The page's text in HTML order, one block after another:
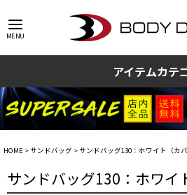
アイテムカテ
HOME サンドバッグ サンドバッグ130：ホワイト（カバ
サンドバッグ130：ホワイ